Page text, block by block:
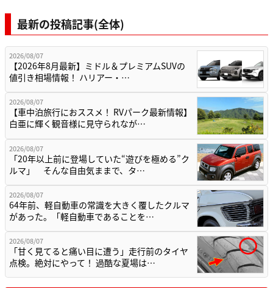
最新の投稿記事(全体)
2026/08/07
【2026年8月最新】ミドル＆プレミアムSUVの
値引き相場情報！ ハリアー・…
2026/08/07
【車中泊旅行におススメ！ RVパーク最新情報】
白亜に輝く観音様に見守られなが…
2026/08/07
「20年以上前に登場していた“遊びを極める”ク
ルマ」 そんな自由気ままで、タ…
2026/08/07
64年前、軽自動車の常識を大きく覆したクルマ
があった。「軽自動車であることを…
2026/08/07
「甘く見てると痛い目に遭う」走行前のタイヤ
点検。絶対にやって！ 過酷な夏場は…